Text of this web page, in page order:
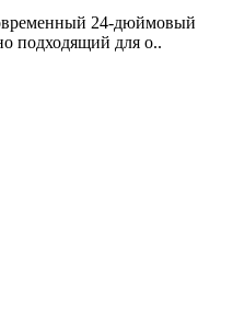
24-дюймовый
подходящий для о..